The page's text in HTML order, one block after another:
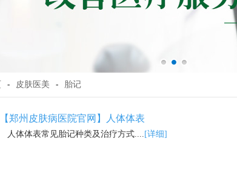
- 皮肤医美 - 胎记
【郑州皮肤病医院官网】人体体表
人体体表常见胎记种类及治疗方式.... [详细]